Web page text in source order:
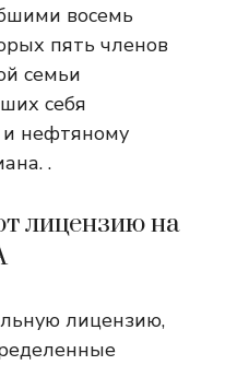
восемь
пять членов
семьи
себя
и нефтяному
.
лицензию на
лицензию,